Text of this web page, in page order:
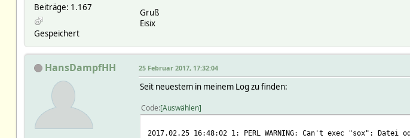
Beiträge: 1.167
Gespeichert
Gruß
Eisix
HansDampfHH 25 Februar 2017, 17:32:04
Seit neuestem in meinem Log zu finden:
Code Auswählen
2017.02.25 16:48:02 1: PERL WARNING: Can't exec "sox": Datei